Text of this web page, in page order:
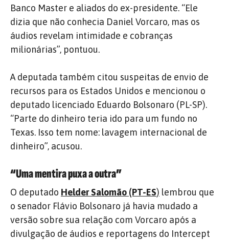
Banco Master e aliados do ex-presidente. “Ele
dizia que não conhecia Daniel Vorcaro, mas os
áudios revelam intimidade e cobranças
milionárias”, pontuou.
A deputada também citou suspeitas de envio de
recursos para os Estados Unidos e mencionou o
deputado licenciado Eduardo Bolsonaro (PL-SP).
“Parte do dinheiro teria ido para um fundo no
Texas. Isso tem nome: lavagem internacional de
dinheiro”, acusou.
“Uma mentira puxa a outra”
O deputado Helder Salomão (PT-ES) lembrou que
o senador Flávio Bolsonaro já havia mudado a
versão sobre sua relação com Vorcaro após a
divulgação de áudios e reportagens do Intercept